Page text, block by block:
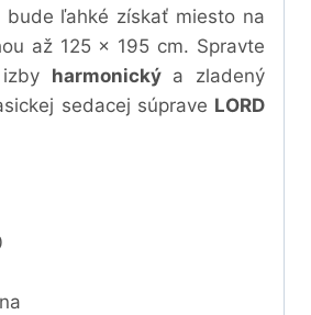
bude ľahké získať miesto na
až 125 x 195 cm. Spravte
harmonickýa zladený
sedacej súprave LORD